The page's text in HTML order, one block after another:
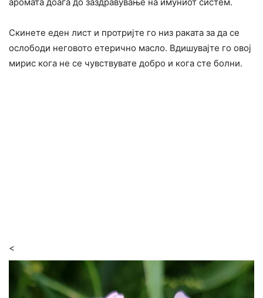
Скинете еден лист и протријте го низ раката за да се
ослободи неговото етерично масло. Вдишувајте го овој
мирис кога не се чувствувате добро и кога сте болни.
<